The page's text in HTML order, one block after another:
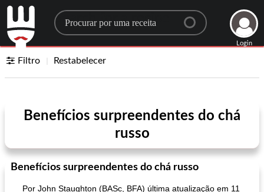
Search for a recipe
Login
Filtro Restabelecer
Benefícios surpreendentes do chá
russo
Benefícios surpreendentes do chá russo
Por John Staughton (BASc, BFA) última atualização em 11